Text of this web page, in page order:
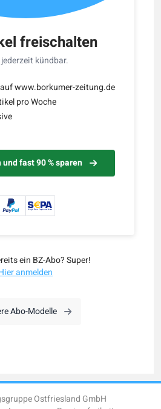
freischalten
kündbar.
www.borkumer-zeitung.de
pro Woche
fast 90 % sparen
ein BZ-Abo? Super!
anmelden
Abo-Modelle
Ostfriesland GmbH